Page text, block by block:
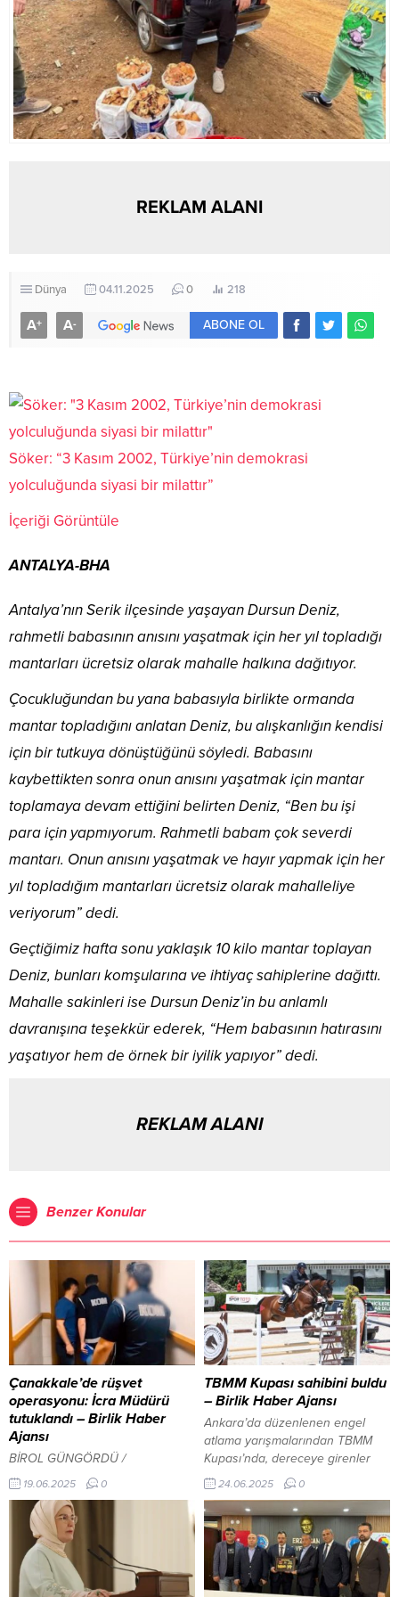
büyümeyi daha da
hızlandıracak”...
REKLAM ALANI
Dünya 04.11.2025 0 218
A+ A- ABONE OL
Söker: “3 Kasım 2002, Türkiye’nin demokrasi
yolculuğunda siyasi bir milattır”
İçeriği Görüntüle
ANTALYA-BHA
Antalya’nın Serik ilçesinde yaşayan Dursun Deniz,
rahmetli babasının anısını yaşatmak için her yıl topladığı
mantarları ücretsiz olarak mahalle halkına dağıtıyor.
Çocukluğundan bu yana babasıyla birlikte ormanda
mantar topladığını anlatan Deniz, bu alışkanlığın kendisi
için bir tutkuya dönüştüğünü söyledi. Babasını
kaybettikten sonra onun anısını yaşatmak için mantar
toplamaya devam ettiğini belirten Deniz, “Ben bu işi
para için yapmıyorum. Rahmetli babam çok severdi
mantarı. Onun anısını yaşatmak ve hayır yapmak için her
yıl topladığım mantarları ücretsiz olarak mahalleliye
veriyorum” dedi.
Geçtiğimiz hafta sonu yaklaşık 10 kilo mantar toplayan
Deniz, bunları komşularına ve ihtiyaç sahiplerine dağıttı.
Mahalle sakinleri ise Dursun Deniz’in bu anlamlı
davranışına teşekkür ederek, “Hem babasının hatırasını
yaşatıyor hem de örnek bir iyilik yapıyor” dedi.
REKLAM ALANI
Benzer Konular
Çanakkale’de rüşvet
operasyonu: İcra Müdürü
tutuklandı – Birlik Haber
Ajansı
BİROL GÜNGÖRDÜ /
ÇANAKKALE – BHA
Çanakkale’nin Çan ilçesinde
yürütülen soruşturma
kapsamında rüşvet ve irtikap
suçlamasıyla göz altına alınan
İcra Müdürü M.K. çıkarıldığı
mahkemece tutuklanarak
19.06.2025 0
TBMM Kupası sahibini buldu
– Birlik Haber Ajansı
Ankara’da düzenlenen engel
atlama yarışmalarından TBMM
Kupası’nda, dereceye girenler
belli oldu. ANKARA-BHA
Ağıralioğlu’ndan İsrail Bakanına
tepki: “İnsanlıktan nasibi kesilmiş
aşağılık mahluklar” İçeriği
Görüntüle Başkent Binicilik
Kulübü’nde yapılan 145
santimetre engel atlama
24.06.2025 0